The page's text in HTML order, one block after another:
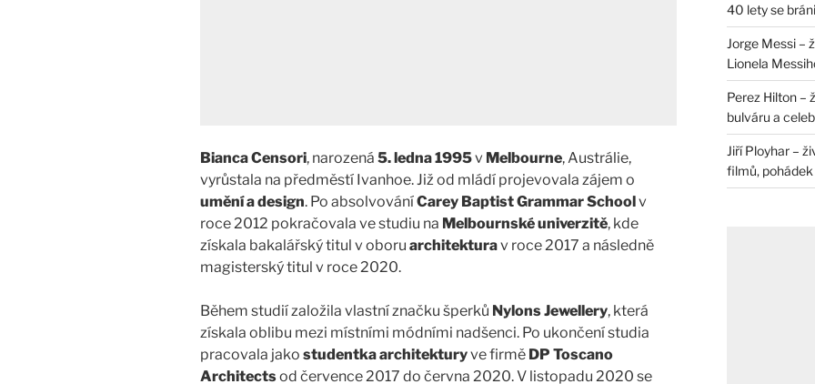
Bianca Censori, narozená 5. ledna 1995v Melbourne, Austrálie,
vyrůstala na předměstí Ivanhoe. Již od mládí projevovala zájem o
umění a design. Po absolvováníCarey Baptist Grammar School v
roce 2012 pokračovala ve studiu na Melbournské univerzitě, kde
získala bakalářský titul v oboru architekturav roce 2017 a následně
magisterský titul v roce 2020.
Během studií založila vlastní značku šperků Nylons Jewellery, která
získala oblibu mezi místními módními nadšenci. Po ukončení studia
pracovala jako studentka architekturyve firmě DP Toscano
Architectsod července 2017 do června 2020. V listopadu 2020 se
40 lety se
Jorge Messi –
Lionela
Perez Hilton –
bulváru a
Jiří Ployhar –
filmů, pohádek